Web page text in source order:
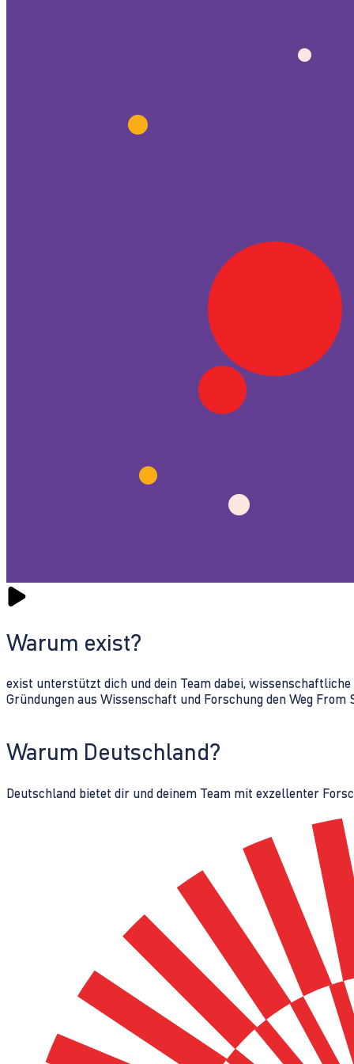
Warum exist?
exist unterstützt dich und dein Team dabei,
Gründungen aus Wissenschaft und Forschung den Weg From
Warum Deutschland?
Deutschland bietet dir und deinem Team mit exzellenter